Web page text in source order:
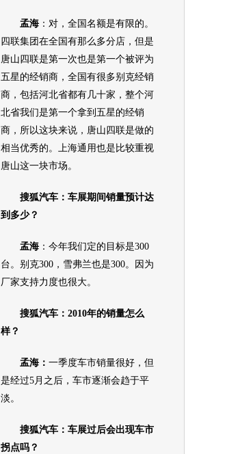
孟海 ：对，全国名额是有限的。
四联集团在全国有那么多分店，但是
唐山四联是第一次也是第一个被评为
五星的经销商，全国有很多别克经销
商，包括河北省都有几十家，整个河
北省我们是第一个拿到五星的经销
商，所以这块来说，唐山四联是做的
相当优秀的。
上海通用也是比较重视
唐山这一块市场。
搜狐汽车： 车展期间销量预计达
到多少？
孟海 ：今年我们定的目标是300
台。 别克300，雪弗兰也是300。因为
厂家支持力度也很大。
搜狐汽车：2010年的销量怎么
样？
孟海： 一季度车市销量很好，但
是经过5月之后，车市逐渐会趋于平
淡。
搜狐汽车： 车展过后会出现车市
拐点吗？